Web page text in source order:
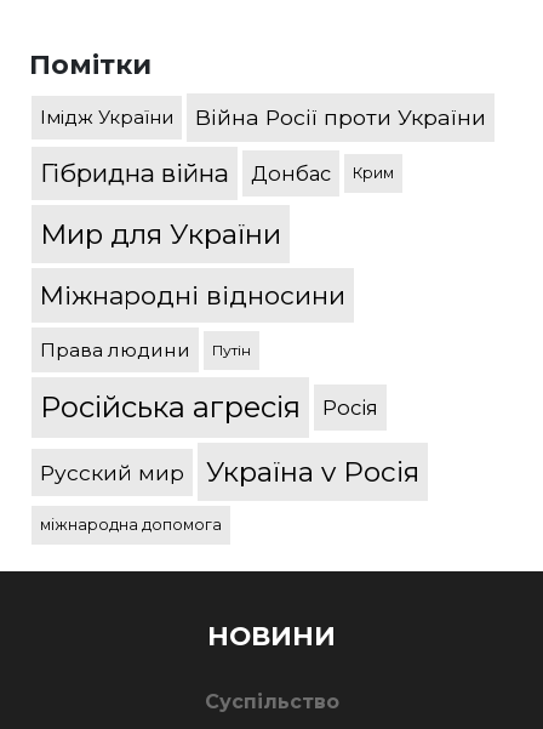
Помітки
Імідж України Війна Росії проти України
Гібридна війна Донбас Крим
Мир для України
Міжнародні відносини
Права людини Путін
Російська агресія Росія
Русский мир Україна v Росія
міжнародна допомога
НОВИНИ
Суспільство